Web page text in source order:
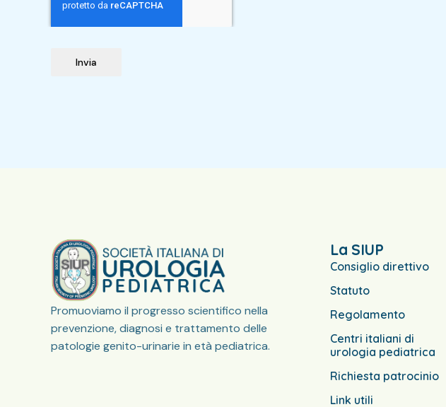
Invia
Promuoviamo il progresso scientifico nella
prevenzione, diagnosi e trattamento delle
patologie genito-urinarie in età pediatrica.
La SIUP
Consiglio direttivo
Statuto
Regolamento
Centri italiani di
urologia pediatrica
Richiesta patrocinio
Link utili